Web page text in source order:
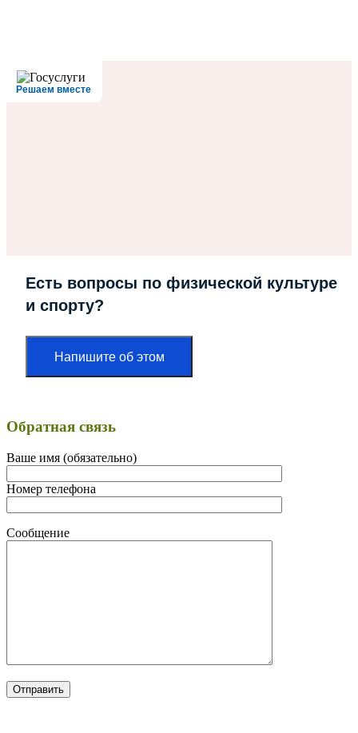
Решаем вместе
Есть вопросы по физической культуре
и спорту?
Напишите об этом
Обратная связь
Ваше имя (обязательно)
Номер телефона
Сообщение